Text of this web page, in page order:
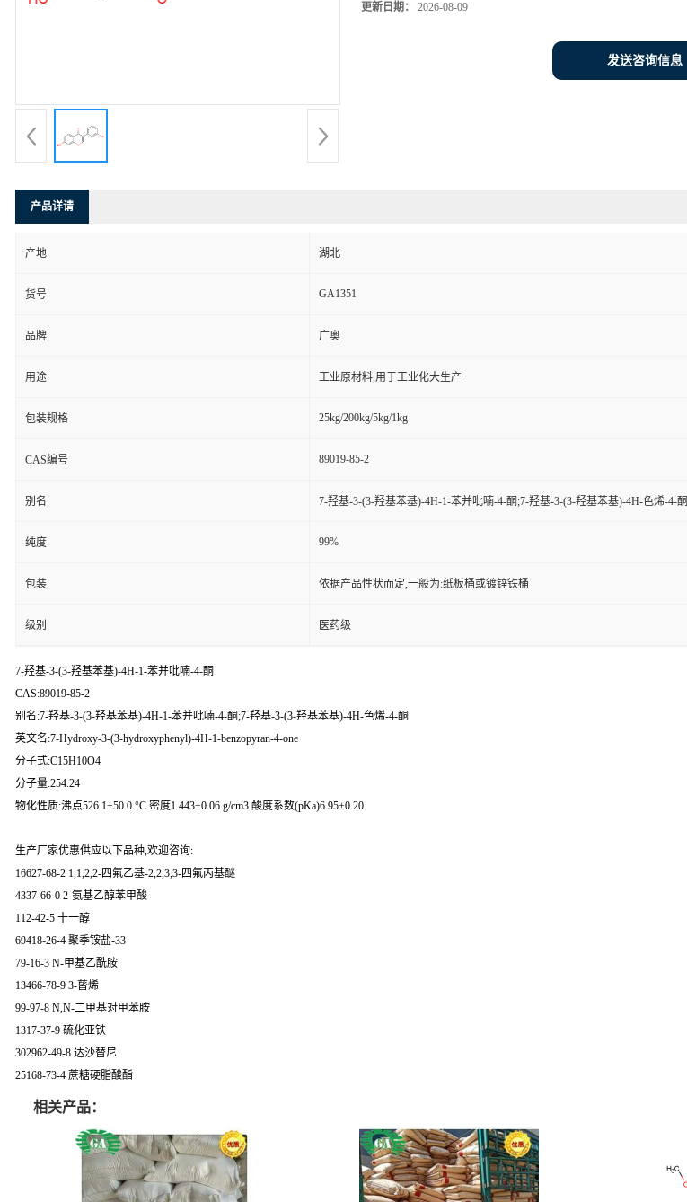
更新日期： 2026-08-09
发送咨询信息
产品详请
产地 湖北
货号 GA1351
品牌 广奥
用途 工业原材料,用于工业化大生产
包装规格 25kg/200kg/5kg/1kg
CAS编号 89019-85-2
别名 7-羟基-3-(3-羟基苯基)-4H-1-苯并吡喃-4-酮;7-羟基-3-(3-羟基苯基)-4H-色烯-4-酮
纯度 99%
包装 依据产品性状而定,一般为:纸板桶或镀锌铁桶
级别 医药级
7-羟基-3-(3-羟基苯基)-4H-1-苯并吡喃-4-酮
CAS:89019-85-2
别名:7-羟基-3-(3-羟基苯基)-4H-1-苯并吡喃-4-酮;7-羟基-3-(3-羟基苯基)-4H-色烯-4-酮
英文名:7-Hydroxy-3-(3-hydroxyphenyl)-4H-1-benzopyran-4-one
分子式:C15H10O4
分子量:254.24
物化性质:沸点526.1±50.0 °C 密度1.443±0.06 g/cm3 酸度系数(pKa)6.95±0.20
生产厂家优惠供应以下品种,欢迎咨询:
16627-68-2 1,1,2,2-四氟乙基-2,2,3,3-四氟丙基醚
4337-66-0 2-氨基乙醇苯甲酸
112-42-5 十一醇
69418-26-4 聚季铵盐-33
79-16-3 N-甲基乙酰胺
13466-78-9 3-蒈烯
99-97-8 N,N-二甲基对甲苯胺
1317-37-9 硫化亚铁
302962-49-8 达沙替尼
25168-73-4 蔗糖硬脂酸酯
相关产品：